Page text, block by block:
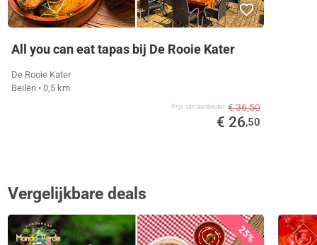
All you can eat tapas bij De Rooie Kater
De Rooie Kater
Beilen • 0,5 km
Prijs van aanbieder € 36,50
€ 26,50
Vergelijkbare deals
25%